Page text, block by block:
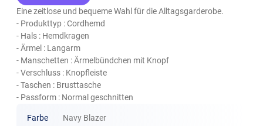
Eine zeitlose und bequeme Wahl für die Alltagsgarderobe.
- Produkttyp : Cordhemd
- Hals : Hemdkragen
- Ärmel : Langarm
- Manschetten : Ärmelbündchen mit Knopf
- Verschluss : Knopfleiste
- Taschen : Brusttasche
- Passform : Normal geschnitten
Farbe Navy Blazer